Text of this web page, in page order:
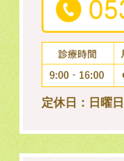
定休日：日曜日